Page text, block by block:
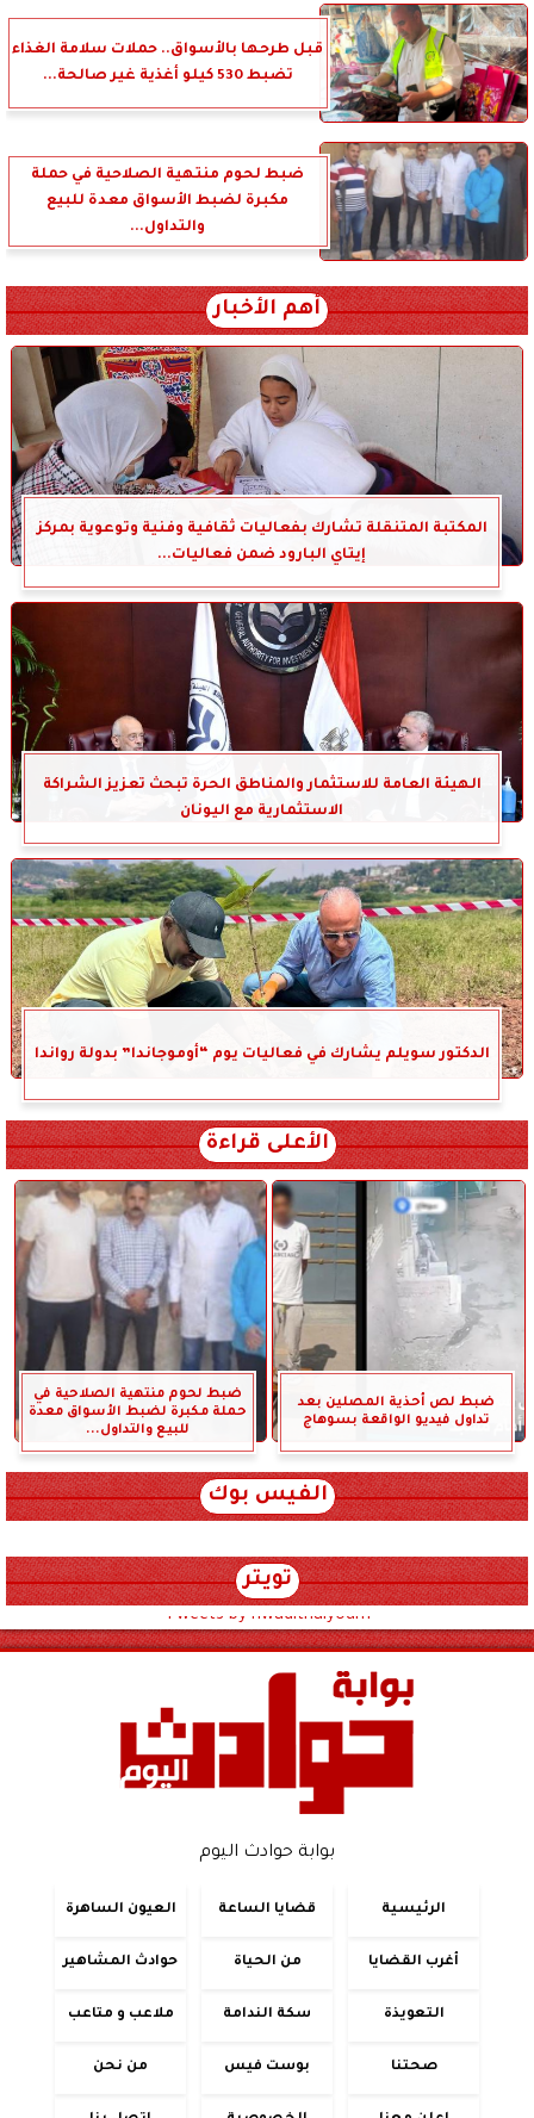
قبل طرحها بالأسواق.. حملات سلامة الغذاء
تضبط 530 كيلو أغذية غير صالحة...
ضبط لحوم منتهية الصلاحية في حملة
مكبرة لضبط الأسواق معدة للبيع
والتداول...
أهم الأخبار
المكتبة المتنقلة تشارك بفعاليات ثقافية وفنية وتوعوية بمركز
إيتاي البارود ضمن فعاليات...
الهيئة العامة للاستثمار والمناطق الحرة تبحث تعزيز الشراكة
الاستثمارية مع اليونان
الدكتور سويلم يشارك في فعاليات يوم “أوموجاندا” بدولة رواندا
الأعلى قراءة
ضبط لص أحذية المصلين بعد
تداول فيديو الواقعة بسوهاج
ضبط لحوم منتهية الصلاحية في
حملة مكبرة لضبط الأسواق معدة
للبيع والتداول...
الفيس بوك
تويتر
Tweets by hwadithalyoum
بوابة حوادث اليوم
الرئيسية قضايا الساعة العيون الساهرة
أغرب القضايا من الحياة حوادث المشاهير
التعويذة سكة الندامة ملاعب و متاعب
صحتنا بوست فيس من نحن